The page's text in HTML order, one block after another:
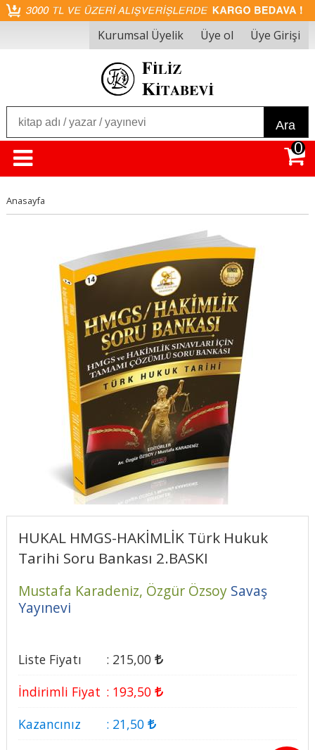
Kurumsal Üyelik Üye ol Üye Girişi
Ara
0
Anasayfa
HUKAL HMGS-HAKİMLİK Türk Hukuk
Tarihi Soru Bankası 2.BASKI
Mustafa Karadeniz, Özgür Özsoy Savaş
Yayınevi
Liste Fiyatı : 215,00
İndirimli Fiyat : 193,50
Kazancınız
: 21,50